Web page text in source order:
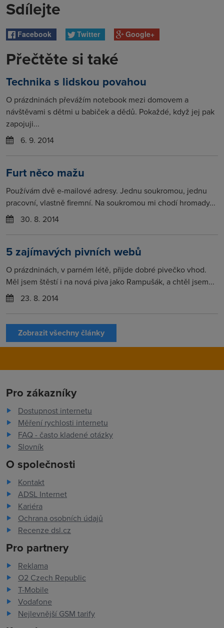
Sdílejte
Facebook Twitter Google+
Přečtěte si také
Technika s lidskou povahou
O prázdninách převážím notebook mezi domovem a
návštěvami s dětmi u babiček a dědů. Pokaždé, když jej pak
zapojuji...
6. 9. 2014
Furt něco mažu
Používám dvě e-mailové adresy. Jednu soukromou, jednu
pracovní, vlastně firemní. Na soukromou mi chodí hromady...
30. 8. 2014
5 zajímavých pivních webů
O prázdninách, v parném létě, přijde dobré pivečko vhod.
Měl jsem štěstí i na nová piva jako Rampušák, a chtěl jsem...
23. 8. 2014
Zobrazit všechny články
Pro zákazníky
Dostupnost internetu
Měření rychlosti internetu
FAQ - často kladené otázky
Slovník
O společnosti
Kontakt
ADSL Internet
Kariéra
Ochrana osobních údajů
Recenze dsl.cz
Pro partnery
Reklama
O2 Czech Republic
T-Mobile
Vodafone
Nejlevnější GSM tarify